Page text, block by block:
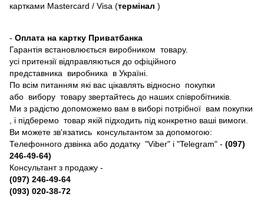
картками Mastercard / Visa (термінал )
- Оплата на картку Приватбанка
Гарантія встановлюється виробником товару.
усі притензії відправляються до офіційного
представника виробника в Україні.
По всім питанням які вас цікавлять відносно покупки
або вибору товару звертайтесь до наших співробітників.
Ми з радістю допоможемо вам в виборі потрібної вам покупки
, і підберемо товар якій підходить під конкретно ваші вимоги.
Ви можете зв'язатись консультантом за допомогою:
Телефонного дзвінка або додатку "Viber" і "Telegram" - (097)
246-49-64)
Консультант з продажу -
(097) 246-49-64
(093) 020-38-72